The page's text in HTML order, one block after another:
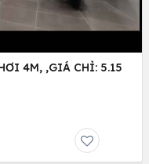
4M, ,GIÁ CHỈ: 5.15